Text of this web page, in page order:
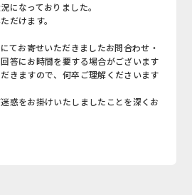
になっておりました。
だけます。
てお寄せいただきましたお問合わせ・
答にお時間を要する場合がございます
きますので、何卒ご理解くださいます
惑をお掛けいたしましたことを深くお